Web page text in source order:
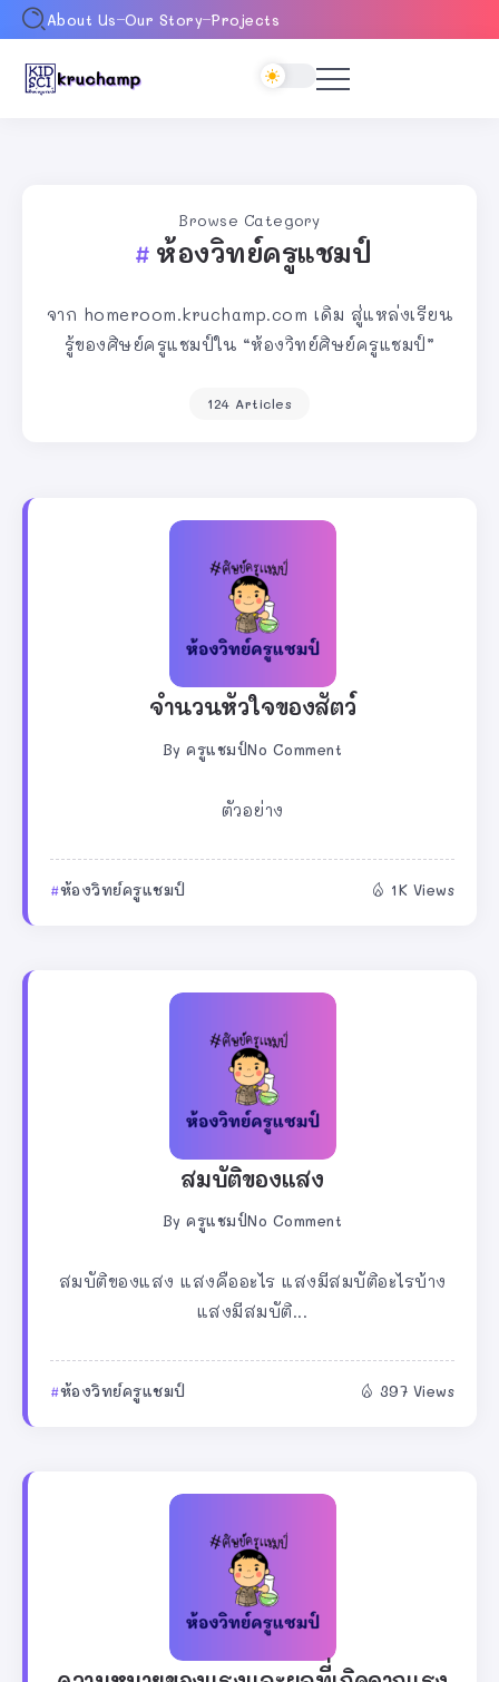
About Us Our Story Projects
Browse Category
ห้องวิทย์ครูแชมป์
จาก homeroom.kruchamp.com เดิม สู่แหล่งเรียน
รู้ของศิษย์ครูแชมป์ใน “ห้องวิทย์ศิษย์ครูแชมป์”
124 Articles
จำนวนหัวใจของสัตว์
By ครูแชมป์No Comment
ตัวอย่าง
ห้องวิทย์ครูแชมป์ 1K Views
สมบัติของแสง
By ครูแชมป์No Comment
สมบัติของแสง แสงคืออะไร แสงมีสมบัติอะไรบ้าง
แสงมีสมบัติ...
ห้องวิทย์ครูแชมป์ 397 Views